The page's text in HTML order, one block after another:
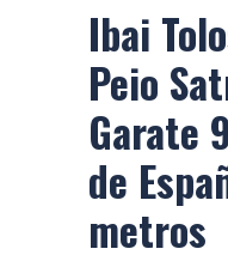
Ibai
Peio
Garate
de
metros